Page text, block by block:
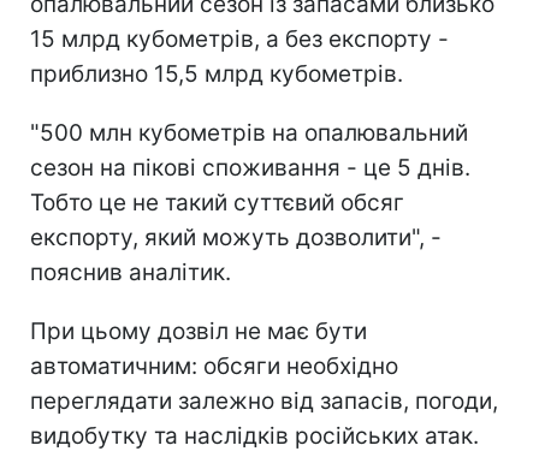
15 млрд кубометрів, а без експорту -
приблизно 15,5 млрд кубометрів.
"500 млн кубометрів на опалювальний
сезон на пікові споживання - це 5 днів.
Тобто це не такий суттєвий обсяг
експорту, який можуть дозволити", -
пояснив аналітик.
При цьому дозвіл не має бути
автоматичним: обсяги необхідно
переглядати залежно від запасів, погоди,
видобутку та наслідків російських атак.